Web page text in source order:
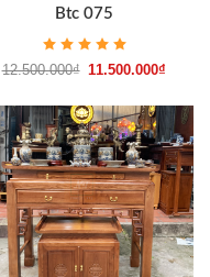
Btc 075
12.500.000₫ 11.500.000₫